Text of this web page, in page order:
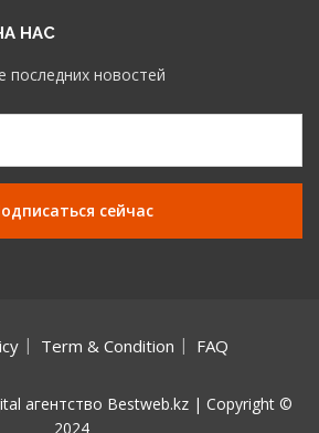
НАС
последних новостей
Term & Condition FAQ
агентство Bestweb.kz | Copyright ©
2024